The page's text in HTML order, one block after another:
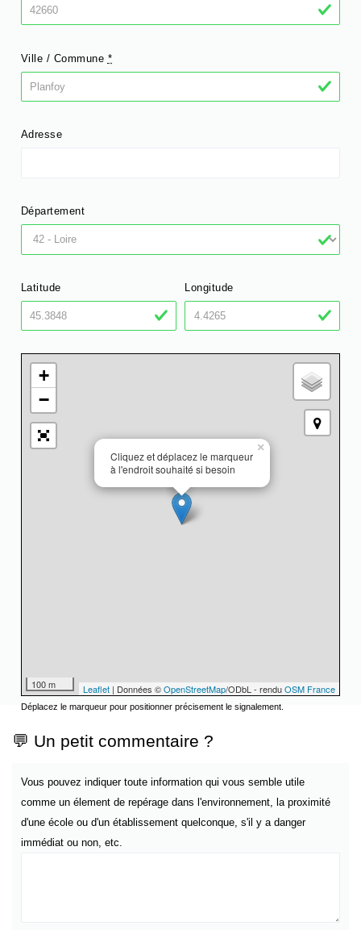
Ville / Commune *
Adresse
Département
Latitude Longitude
Cliquez et déplacez le marqueur
à l'endroit souhaité si besoin
×
+
−
100 m Leaflet | Données ©OpenStreetMap/ODbL - renduOSM France
Déplacez le marqueur pour positionner précisement le signalement.
💬 Un petit commentaire ?
Vous pouvez indiquer toute information qui vous semble utile
comme un élement de repérage dans l'environnement, la proximité
d'une école ou d'un établissement quelconque, s'il y a danger
immédiat ou non, etc.